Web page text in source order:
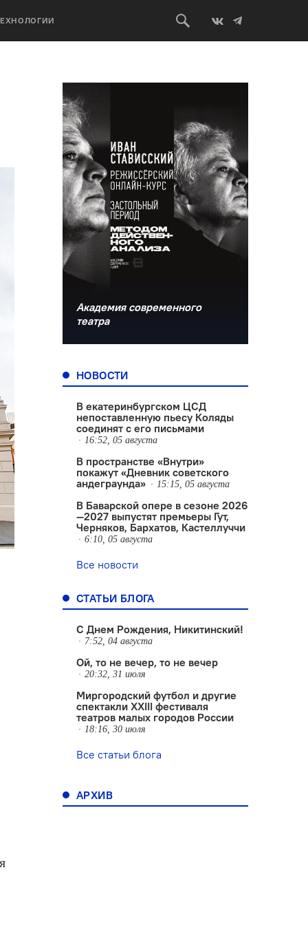
Академия современного
театра
НОВОСТИ
В екатеринбургском ЦСД
непоставленную пьесу Коляды
соединят с его письмами
16:52, 05 августа
В пространстве «Внутри»
покажут «Дневник советского
андеграунда»
15:15, 05 августа
В Баварской опере в сезоне 2026
—2027 выпустят премьеры Гут,
Черняков, Бархатов, Кастеллуччи
6:10, 05 августа
Все новости
СТАТЬИ БЛОГА
С Днем Рождения, Никитинский!
7:52, 04 августа
Ой, то не вечер, то не вечер
20:32, 31 июля
Миргородский футбол и другие
спектакли XXIII фестиваля
театров малых городов России
18:16, 30 июля
Все статьи блога
АРХИВ